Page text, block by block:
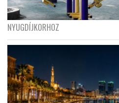
NYUGDÍJKORHOZ